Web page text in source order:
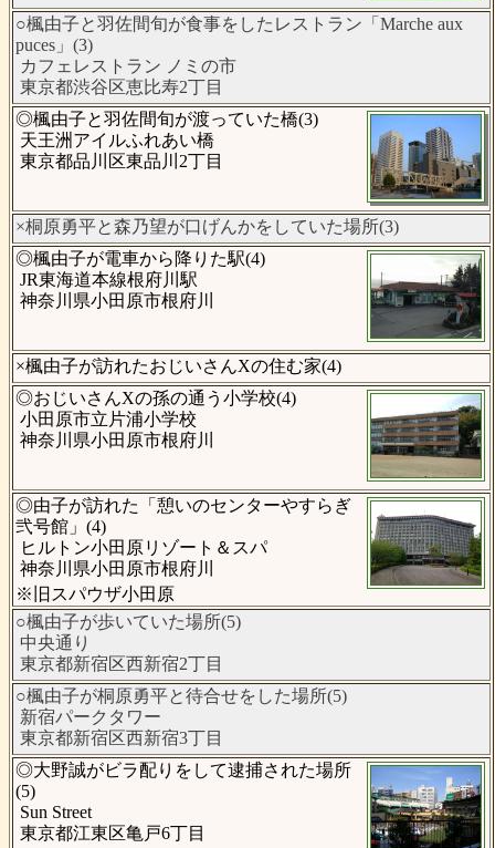
○楓由子と羽佐間旬が食事をしたレストラン「Marche aux
puces」(3)
カフェレストラン ノミの市
東京都渋谷区恵比寿2丁目
◎楓由子と羽佐間旬が渡っていた橋(3)
天王洲アイルふれあい橋
東京都品川区東品川2丁目
×桐原勇平と森乃望が口げんかをしていた場所(3)
◎楓由子が電車から降りた駅(4)
JR東海道本線根府川駅
神奈川県小田原市根府川
×楓由子が訪れたおじいさんXの住む家(4)
◎おじいさんXの孫の通う小学校(4)
小田原市立片浦小学校
神奈川県小田原市根府川
◎由子が訪れた「憩いのセンターやすらぎ
弐号館」(4)
ヒルトン小田原リゾート＆スパ
神奈川県小田原市根府川
※旧スパウザ小田原
○楓由子が歩いていた場所(5)
中央通り
東京都新宿区西新宿2丁目
○楓由子が桐原勇平と待合せをした場所(5)
新宿パークタワー
東京都新宿区西新宿3丁目
◎大野誠がビラ配りをして逮捕された場所
(5)
Sun Street
東京都江東区亀戸6丁目